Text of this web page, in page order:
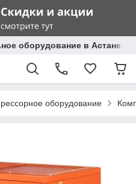
оборудование в Астане с
оборудование